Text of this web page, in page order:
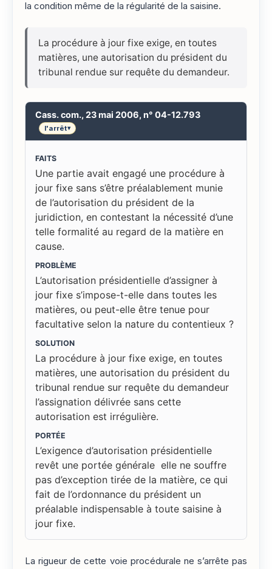
la condition même de la régularité de la saisine.
La procédure à jour fixe exige, en toutes
matières, une autorisation du président du
tribunal rendue sur requête du demandeur.
Cass. com., 23 mai 2006, n° 04-12.793
l'arrêt▾
FAITS
Une partie avait engagé une procédure à
jour fixe sans s’être préalablement munie
de l’autorisation du président de la
juridiction, en contestant la nécessité d’une
telle formalité au regard de la matière en
cause.
PROBLÈME
L’autorisation présidentielle d’assigner à
jour fixe s’impose-t-elle dans toutes les
matières, ou peut-elle être tenue pour
facultative selon la nature du contentieux ?
SOLUTION
La procédure à jour fixe exige, en toutes
matières, une autorisation du président du
tribunal rendue sur requête du demandeur
l’assignation délivrée sans cette
autorisation est irrégulière.
PORTÉE
L’exigence d’autorisation présidentielle
revêt une portée générale elle ne souffre
pas d’exception tirée de la matière, ce qui
fait de l’ordonnance du président un
préalable indispensable à toute saisine à
jour fixe.
La rigueur de cette voie procédurale ne s’arrête pas